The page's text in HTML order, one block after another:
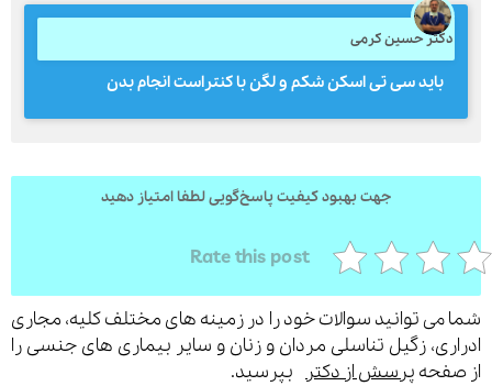
دکتر حسین کرمی
باید سی تی اسکن شکم و لگن با کنتراست انجام بدن
جهت بهبود کیفیت پاسخ‌گویی لطفا امتیاز دهید
Rate this post
توانید سوالات خود را در زمینه های مختلف کلیه، مجاری
زگیل تناسلی مردان و زنان و سایر بیماری های جنسی را
پرسش از دکتربپرسید.
ارسال
قدرت گرفته از همیارسیستم